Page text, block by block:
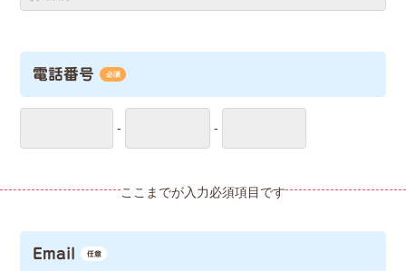
電話番号 必須
- -
Email 任意